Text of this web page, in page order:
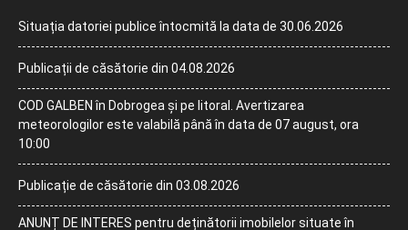
Situația datoriei publice întocmită la data de 30.06.2026
Publicații de căsătorie din 04.08.2026
COD GALBEN în Dobrogea și pe litoral. Avertizarea
meteorologilor este valabilă până în data de 07 august, ora
10:00
Publicație de căsătorie din 03.08.2026
ANUNȚ DE INTERES pentru deținătorii imobilelor situate în